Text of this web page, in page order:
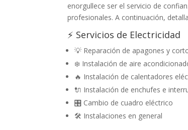
enorgullece ser el servicio de
profesionales. A continuación,
⚡ Servicios de Electricidad
💡 Reparación de apagones y
❄️ Instalación de aire
🔥 Instalación de calentadores
🔌 Instalación de enchufes e
🎛️ Cambio de cuadro eléctrico
🛠️ Instalaciones en general